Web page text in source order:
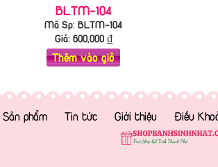
BLTM-104
Mã Sp: BLTM-104
Giá: 600,000₫
Thêm vào giỏ
Sản phẩm Tin tức Giới thiệu Điều